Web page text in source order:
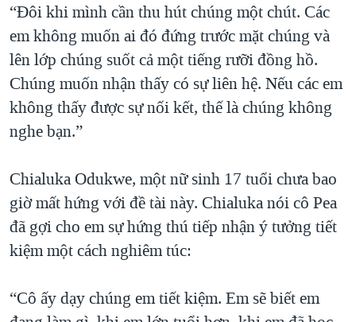
“Đôi khi mình cần thu hút chúng một chút. Các
em không muốn ai đó đứng trước mặt chúng và
lên lớp chúng suốt cả một tiếng rưỡi đồng hồ.
Chúng muốn nhận thấy có sự liên hệ. Nếu các em
không thấy được sự nối kết, thế là chúng không
nghe bạn.”
Chialuka Odukwe, một nữ sinh 17 tuổi chưa bao
giờ mất hứng với đề tài này. Chialuka nói cô Pea
đã gợi cho em sự hứng thú tiếp nhận ý tưởng tiết
kiệm một cách nghiêm túc:
“Cô ấy dạy chúng em tiết kiệm. Em sẽ biết em